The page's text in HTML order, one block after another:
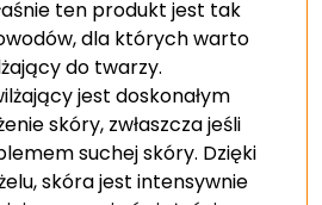
ten produkt jest tak
dla których warto
do twarzy.
jest doskonałym
skóry, zwłaszcza jeśli
suchej skóry. Dzięki
skóra jest intensywnie